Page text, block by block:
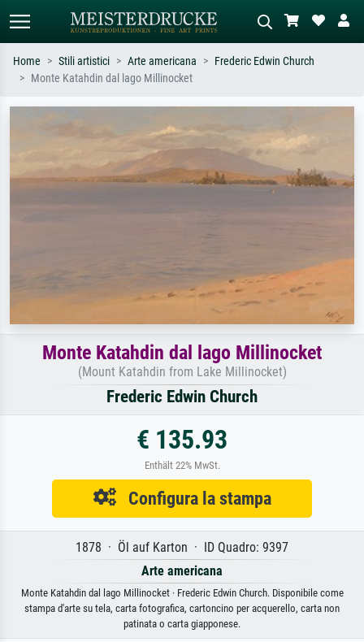
Monet, Notte stellata,
Impressionismo, onda di Hokusai,
nudo.
astratto con molto rosso, dipinto a
olio scuro, nudo in piedi vicino a un
albero.
Home Stili artistici Arte americana
Frederic Edwin Church
Monte Katahdin dal lago Millinocket
Monte Katahdin dal lago Millinocket
(Mount Katahdin from Lake Millinocket)
Frederic Edwin Church
€ 135.93
Enthält 22% MwSt.
Configura la stampa
1878 · Öl auf Karton · ID Quadro: 9397
Arte americana
Monte Katahdin dal lago Millinocket · Frederic Edwin Church. Disponibile come
stampa d'arte su tela, carta fotografica, cartoncino per acquerello, carta non
patinata o carta giapponese.